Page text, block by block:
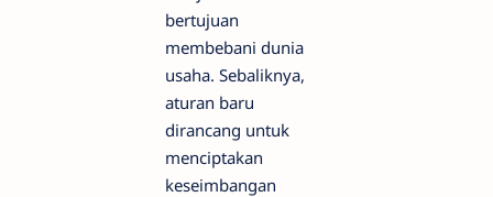
bertujuan
membebani dunia
usaha. Sebaliknya,
aturan baru
dirancang untuk
menciptakan
keseimbangan